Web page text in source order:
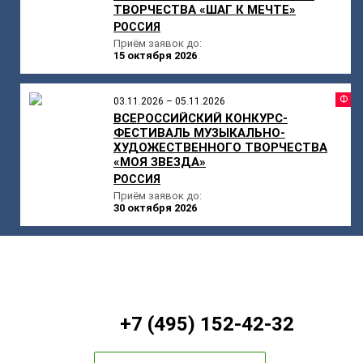
ТВОРЧЕСТВА «ШАГ К МЕЧТЕ»
РОССИЯ
Приём заявок до:
15 октября 2026
03.11.2026 – 05.11.2026
ВСЕРОССИЙСКИЙ КОНКУРС-
ФЕСТИВАЛЬ МУЗЫКАЛЬНО-
ХУДОЖЕСТВЕННОГО ТВОРЧЕСТВА
«МОЯ ЗВЕЗДА»
РОССИЯ
Приём заявок до:
30 октября 2026
+7 (495) 152-42-32